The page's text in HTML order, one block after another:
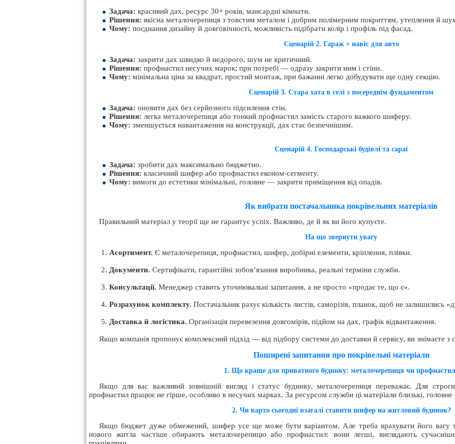
Задача: красивий дах, ресурс 30+ років, мансардні кімнати.
Рішення: якісна металочерепиця з товстим металом і добрим полімерним покриттям, утеплення й
Чому: поєднання дизайну й довговічності, можливість підібрати колір і профіль під фасад.
Сценарій 2. Гараж + навіс для авто
Задача: закрити дах швидко й недорого, шум не критичний.
Рішення: профнастил несучих марок; при потребі — одразу закрити ним і стіни.
Чому: мінімальна ціна за квадрат, простий монтаж, при бажанні легко добудувати ще одну секцію.
Сценарій 3. Стара хата в селі з посереднім фундаментом
Задача: оновити дах без серйозного підсилення стін.
Рішення: легка металочерепиця або тонкий профнастил замість старого важкого шиферу.
Чому: зменшується навантаження на конструкції, дах стає безпечнішим.
Сценарій 4. Господарські будівлі та сараї
Задача: зробити дах максимально бюджетно.
Рішення: класичний шифер або профнастил економ-сегменту.
Чому: вимоги до естетики мінімальні, головне — закрити приміщення від опадів.
Як вибрати постачальника покрівельних матеріалів
Правильний матеріал у теорії ще не гарантує успіх. Важливо, де й як ви його купуєте.
На що звернути увагу
Асортимент. Є металочерепиця, профнастил, шифер, добірні елементи, кріплення, плівки.
Документи. Сертифікати, гарантійні зобов’язання виробника, реальні терміни служби.
Консультації. Менеджер ставить уточнювальні запитання, а не просто «продає те, що є».
Розрахунок комплекту. Постачальник рахує кількість листів, саморізів, планок, щоб не залишились
Доставка й логістика. Організація перевезення довгомірів, підйом на дах, графік відвантаження.
Якщо компанія пропонує комплексний підхід — від підбору системи до доставки й сервісу, ви знімаєте з
Поширені запитання про покрівельні матеріали
1. Що краще для приватного будинку: металочерепиця чи
Якщо для вас важливий зовнішній вигляд і статус будинку, металочерепиця переважає. Для
профнастил працює не гірше, особливо в несучих марках. За ресурсом служби ці матеріали близькі,
2. Чи варто сьогодні взагалі ставити шифер на житловий будинок?
Якщо бюджет дуже обмежений, шифер усе ще може бути варіантом. Але треба врахувати його вагу
нового житла частіше обирають металочерепицю або профнастил: вони легші, виглядають